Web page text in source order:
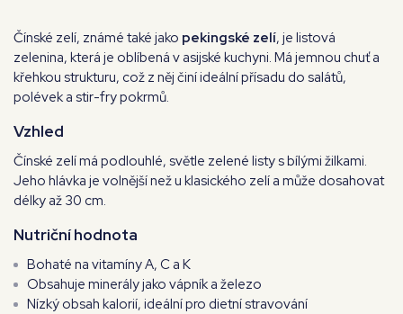
Čínské zelí, známé také jako pekingské zelí, je listová
zelenina, která je oblíbená v asijské kuchyni. Má jemnou chuť a
křehkou strukturu, což z něj činí ideální přísadu do salátů,
polévek a stir-fry pokrmů.
Vzhled
Čínské zelí má podlouhlé, světle zelené listy s bílými žilkami.
Jeho hlávka je volnější než u klasického zelí a může dosahovat
délky až 30 cm.
Nutriční hodnota
Bohaté na vitamíny A, C a K
Obsahuje minerály jako vápník a železo
Nízký obsah kalorií, ideální pro dietní stravování